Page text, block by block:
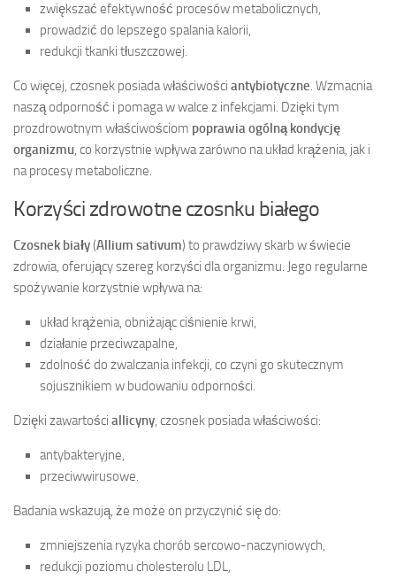
zwiększać efektywność procesów metabolicznych,
prowadzić do lepszego spalania kalorii,
redukcji tkanki tłuszczowej.
Co więcej, czosnek posiada właściwości antybiotyczne. Wzmacnia
naszą odporność i pomaga w walce z infekcjami. Dzięki tym
prozdrowotnym właściwościom poprawia ogólną kondycję
organizmu, co korzystnie wpływa zarówno na układ krążenia, jak i
na procesy metaboliczne.
Korzyści zdrowotne czosnku białego
Czosnek biały(Allium sativum) to prawdziwy skarb w świecie
zdrowia, oferujący szereg korzyści dla organizmu. Jego regularne
spożywanie korzystnie wpływa na:
układ krążenia, obniżając ciśnienie krwi,
działanie przeciwzapalne,
zdolność do zwalczania infekcji, co czyni go skutecznym
sojusznikiem w budowaniu odporności.
Dzięki zawartości allicyny, czosnek posiada właściwości:
antybakteryjne,
przeciwwirusowe.
Badania wskazują, że może on przyczynić się do:
zmniejszenia ryzyka chorób sercowo-naczyniowych,
redukcji poziomu cholesterolu LDL,